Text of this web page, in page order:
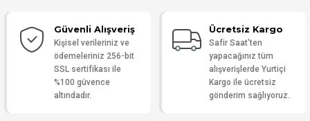
Yorum Yaz
Güvenli Alışveriş
Kişisel verileriniz ve
ödemeleriniz 256-bit
SSL sertifikası ile
%100 güvence
altındadır.
Ücretsiz Kargo
Safir Saat'ten
yapacağınız tüm
alışverişlerde Yurtiçi
Kargo ile ücretsiz
gönderim sağlıyoruz.